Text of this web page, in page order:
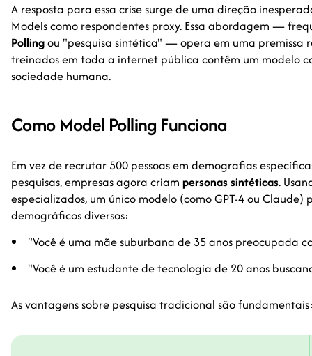
A resposta para essa crise surge de uma direção
Models como respondentes proxy. Essa abordagem —
Pollingou "pesquisa sintética" — opera em uma premissa
treinados em toda a internet pública contêm um modelo
sociedade humana.
Como Model Polling Funciona
Em vez de recrutar 500 pessoas em demografias
pesquisas, empresas agora criam personas sintéticas.
especializados, um único modelo (como GPT-4 ou Claude)
demográficos diversos:
"Você é uma mãe suburbana de 35 anos preocupada
"Você é um estudante de tecnologia de 20 anos
As vantagens sobre pesquisa tradicional são